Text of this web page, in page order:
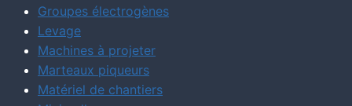
Groupes électrogènes
Levage
Machines à projeter
Marteaux piqueurs
Matériel de chantiers